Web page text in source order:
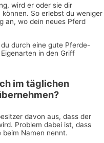
wird er oder sie dir
So erlebst du weniger
an, wo dein neues Pferd
durch eine gute Pferde-
in den Griff
im täglichen
davon aus, dass der
Problem dabei ist, dass
beim Namen nennt.